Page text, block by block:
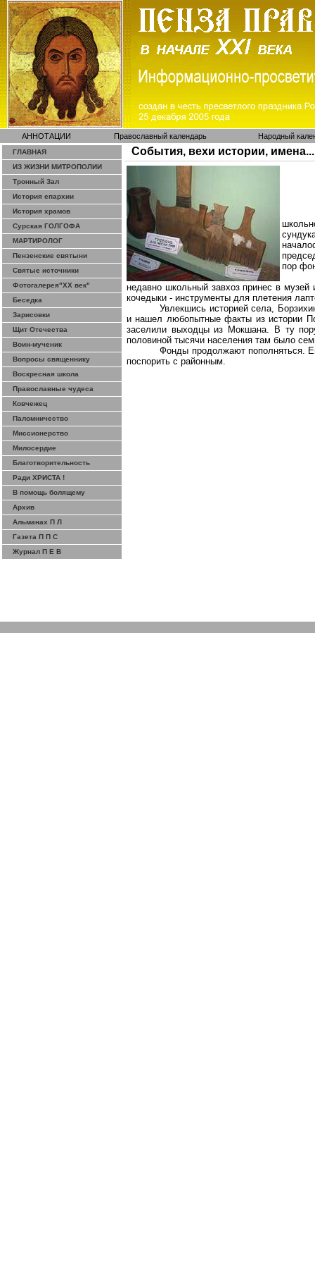
АННОТАЦИИ Православный календарь Народный
ГЛАВНАЯ
ИЗ ЖИЗНИ МИТРОПОЛИИ
Тронный Зал
История епархии
История храмов
Сурская ГОЛГОФА
МАРТИРОЛОГ
Пензенские святыни
Святые источники
Фотогалерея"ХХ век"
Беседка
Зарисовки
Щит Отечества
Воин-мученик
Вопросы священнику
Воскресная школа
Православные чудеса
Ковчежец
Паломничество
Миссионерство
Милосердие
Благотворительность
Ради ХРИСТА !
В помощь болящему
Архив
Альманах П Л
Газета П П С
Журнал П Е В
События, вехи истории, имена...
пор
недавно школьный завхоз принес в музей
кочедыки - инструменты для плетения
Увлекшись историей села,
и нашел любопытные факты из истории
заселили выходцы из Мокшана. В ту
половиной тысячи населения там было
Фонды продолжают пополняться.
поспорить с районным.